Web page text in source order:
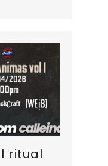
ritual